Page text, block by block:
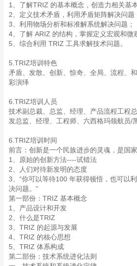
1、了解TRIZ 的基本概念，创造力相关基
2、定义技术矛盾，利用矛盾矩阵解决问题
3、利用物场分析和标准解系统解决问题；
4、了解 ARIZ 的结构，掌握定义宏观和微
5、综合利用 TRIZ 工具求解技术问题。
5.TRIZ培训特色
矛盾、发散、创新、惊奇、全局、流程、
彩演绎
6.TRIZ培训人员
技术副总裁、总监、经理、产品流程工程
发总监、经理、工程师、六西格玛领航员/
6.TRIZ培训时间
前言：创新是一个民族进步的灵魂，是国
1、原始的创新方法----试错法
2、人们对待新发明的态度
3、“你可以等待100 年获得顿悟，也可以
决问题。”
第一部份：TRIZ 基本概念
1、产品设计和开发
2、什么是TRIZ
3、TRIZ 的起源与发展
4、TRIZ 的核心思想
5、TRIZ 体系构成
第二部份：技术系统进化法则